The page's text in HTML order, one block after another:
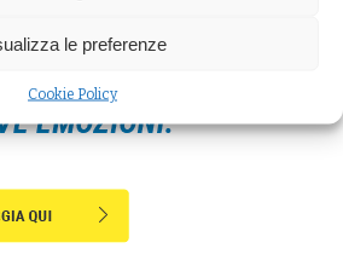
le preferenze
Cookie Policy